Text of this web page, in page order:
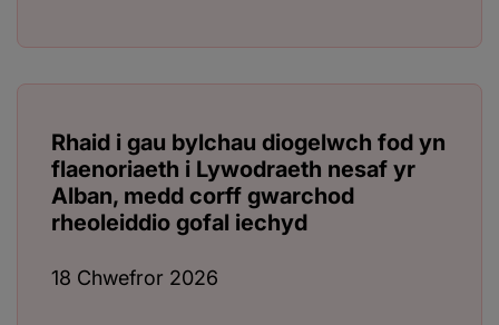
Rhaid i gau bylchau diogelwch fod yn
flaenoriaeth i Lywodraeth nesaf yr
Alban, medd corff gwarchod
rheoleiddio gofal iechyd
18 Chwefror 2026